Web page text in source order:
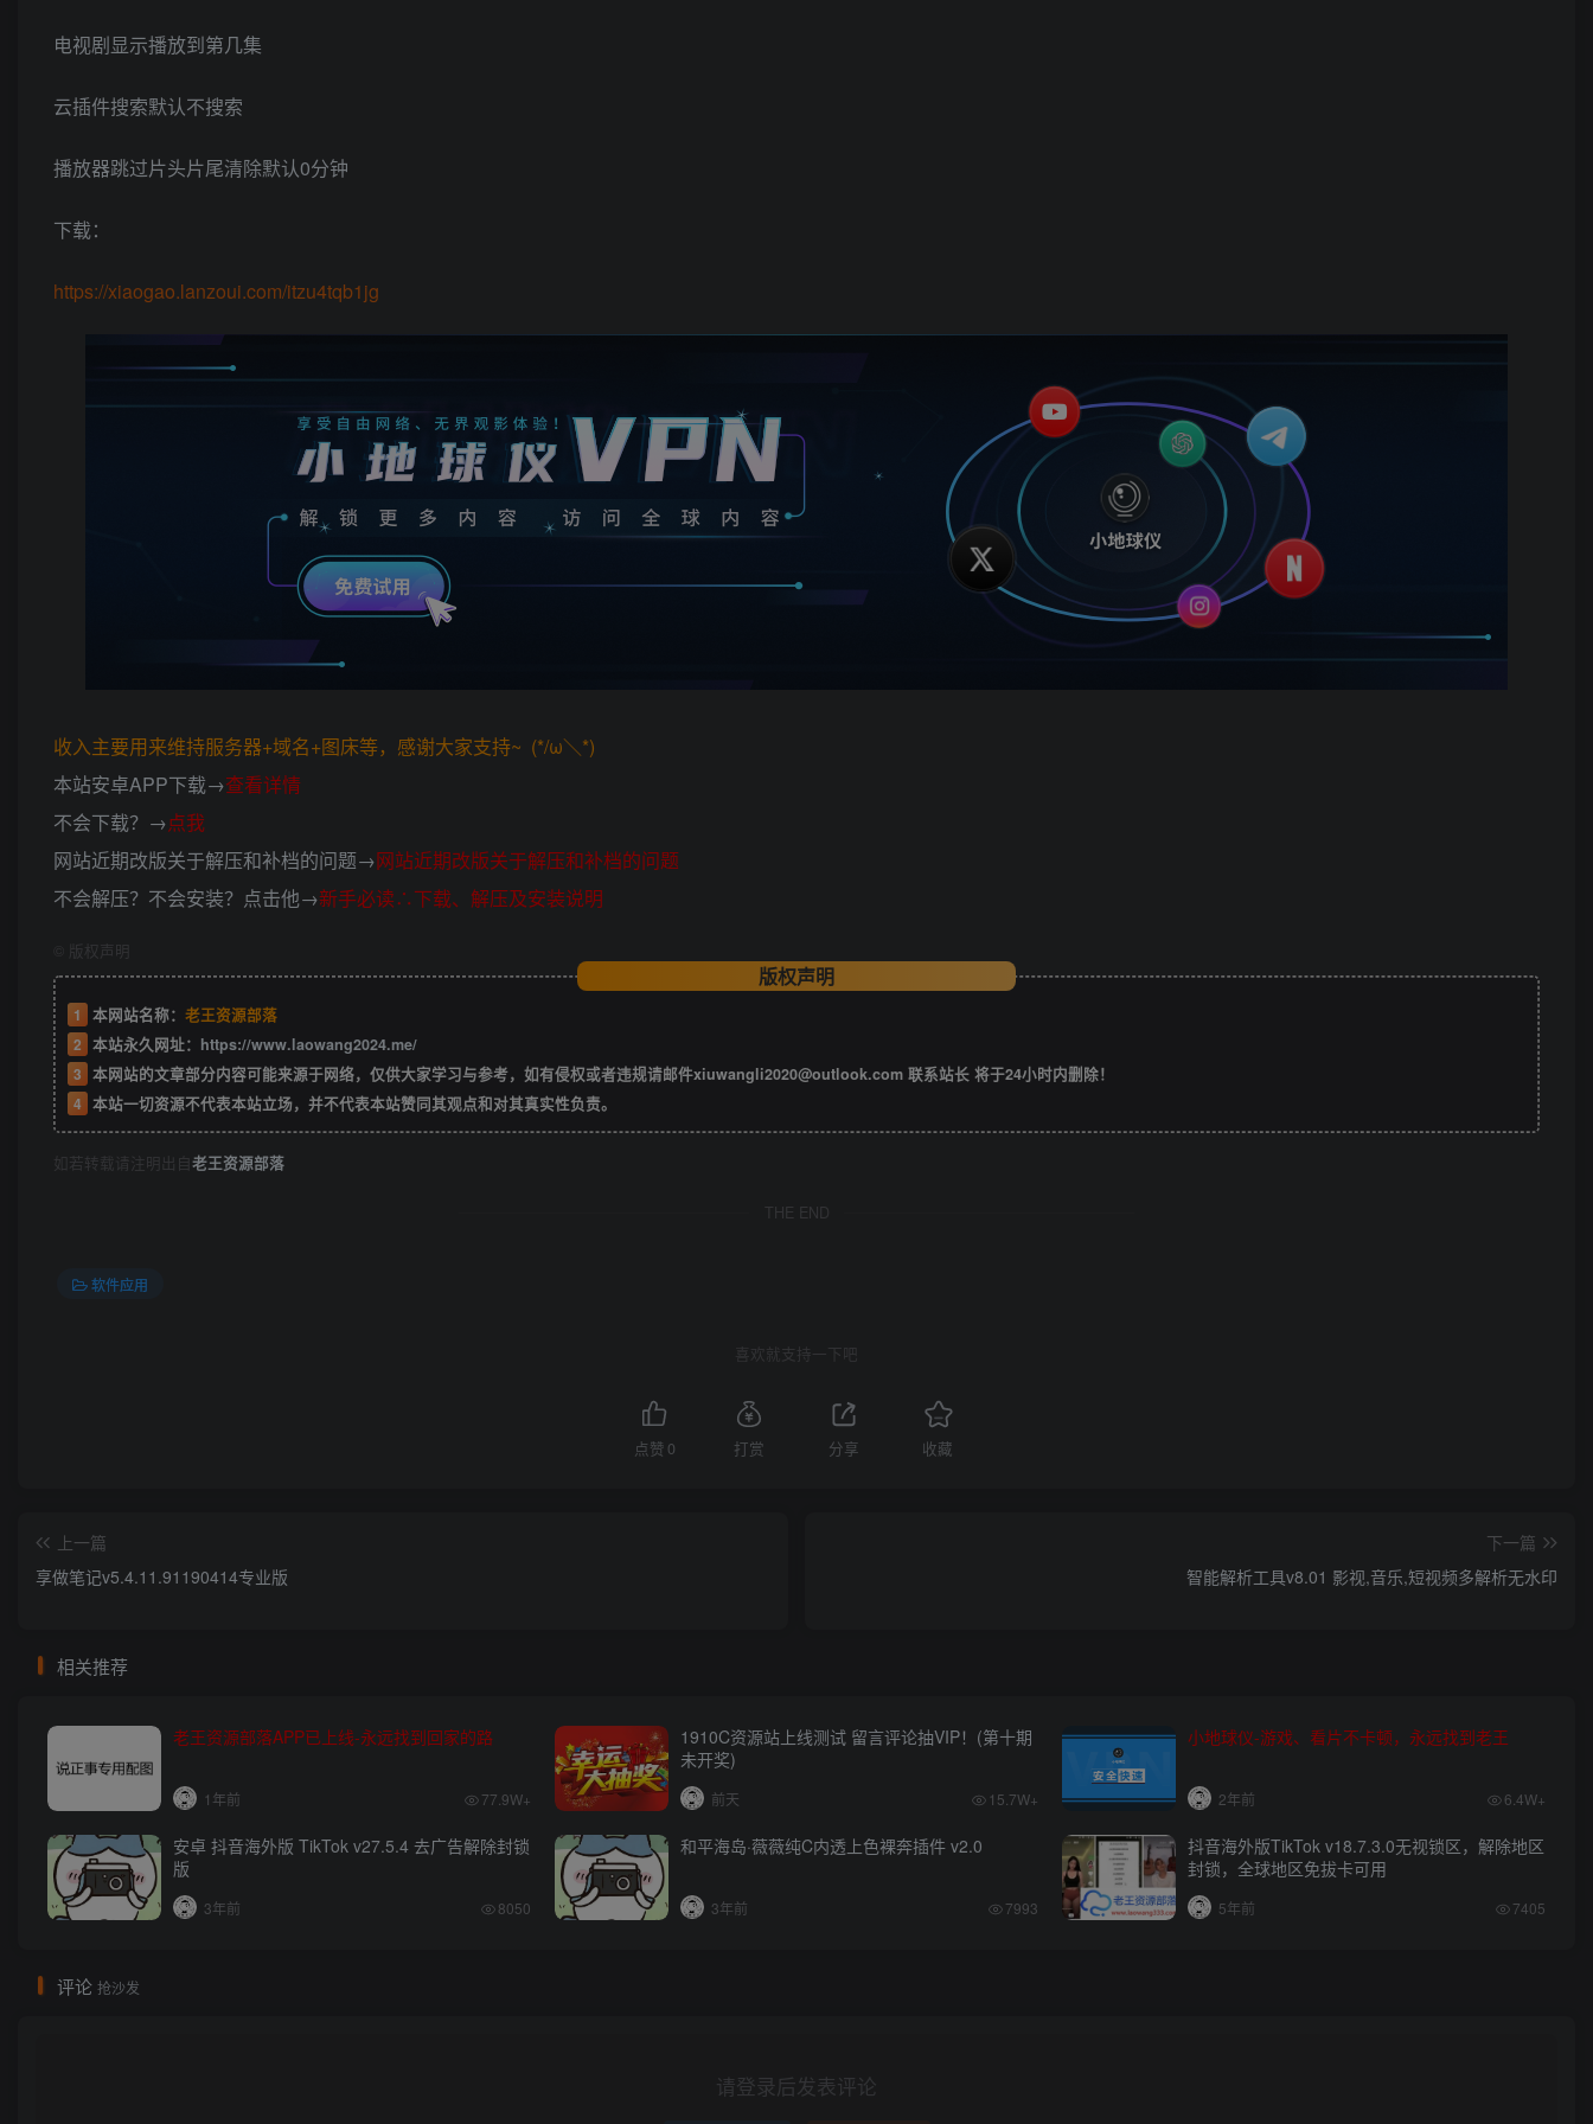
电视剧显示播放到第几集
云插件搜索默认不搜索
播放器跳过片头片尾清除默认0分钟
下载：
https://xiaogao.lanzoui.com/itzu4tqb1jg
收入主要用来维持服务器+域名+图床等，感谢大家支持~ (*/ω＼*)
本站安卓APP下载→查看详情
不会下载？→点我
网站近期改版关于解压和补档的问题→网站近期改版关于解压和补档的问题
不会解压？不会安装？点击他→新手必读∴下载、解压及安装说明
版权声明
版权声明
1 本网站名称： 老王资源部落
2 本站永久网址： https://www.laowang2024.me/
3 本网站的文章部分内容可能来源于网络，仅供大家学习与参考，如有侵权或者违规请邮件xiuwangli2020@outlook.com 联系站长 将于24小时内删除！
4 本站一切资源不代表本站立场，并不代表本站赞同其观点和对其真实性负责。
如若转载请注明出自老王资源部落
THE END
软件应用
喜欢就支持一下吧
点赞 0 打赏 分享 收藏
上一篇
享做笔记v5.4.11.91190414专业版
下一篇
智能解析工具v8.01 影视,音乐,短视频多解析无水印
相关推荐
老王资源部落APP已上线-永远找到回家的路
1年前 77.9W+
1910C资源站上线测试 留言评论抽VIP！(第十期
未开奖)
前天 15.7W+
小地球仪-游戏、看片不卡顿，永远找到老王
2年前 6.4W+
安卓 抖音海外版 TikTok v27.5.4 去广告解除封锁
版
3年前 8050
和平海岛·薇薇纯C内透上色裸奔插件 v2.0
3年前 7993
抖音海外版TikTok v18.7.3.0无视锁区，解除地区
封锁，全球地区免拔卡可用
5年前 7405
评论 抢沙发
请登录后发表评论